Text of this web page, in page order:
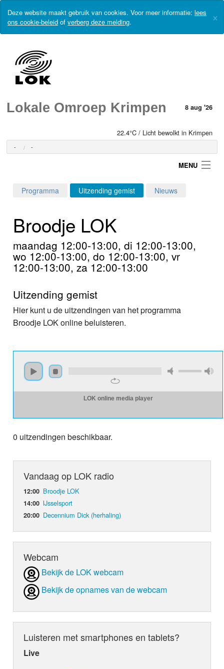
Deze website maakt gebruik van cookies. Voor meer informatie: lees
ons cookie-beleid of verberg deze melding. ×
Lokale Omroep Krimpen 8 aug '26
22.4°C / Licht bewolkt in Krimpen
- -
MENU
Home
Programma's
Nieuws
Foto's
Video
Programma Uitzending gemist Nieuws
Broodje LOK
maandag 12:00-13:00, di 12:00-13:00,
wo 12:00-13:00, do 12:00-13:00, vr
12:00-13:00, za 12:00-13:00
Uitzending gemist
Hier kunt u de uitzendingen van het programma
Broodje LOK online beluisteren.
LOK online media player
0 uitzendingen beschikbaar.
Vandaag op LOK radio
12:00 Broodje LOK
14:00 IJsselsport
20:00 Decennium Dick (herhaling)
Webcam
Bekijk de LOK webcam
Bekijk de opnames van de webcam
Luisteren met smartphones en tablets?
Live